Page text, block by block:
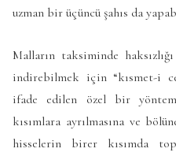
uzman bir üçüncü şahıs da
Malların taksiminde
indirebilmek için “kısmet-i
ifade edilen özel bir yöntem
kısımlara ayrılmasına ve
hisselerin birer kısımda